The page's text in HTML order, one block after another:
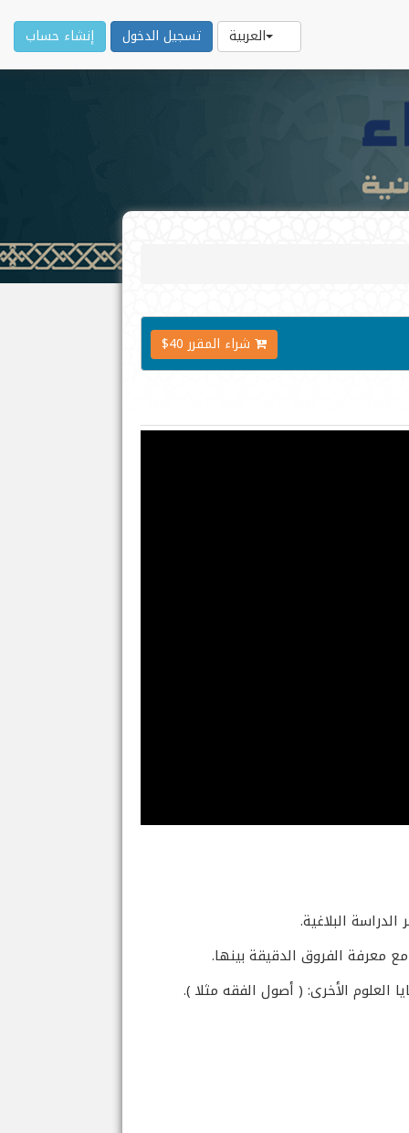
العربية تسجيل الدخول إنشاء حساب
شراء المقرر 40$
البلاغية.
مع معرفة الفروق الدقيقة بينها.
العلوم الأخرى: ( أصول الفقه مثلا ).